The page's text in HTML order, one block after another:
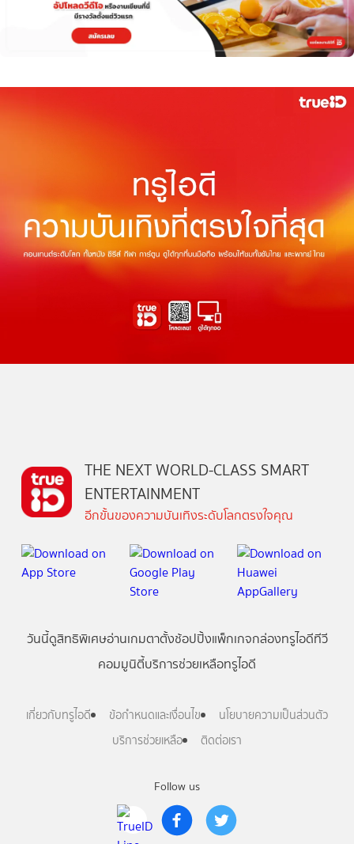
Follow us
THE NEXT WORLD-CLASS SMART
ENTERTAINMENT
อีกขั้นของความบันเทิงระดับโลกตรงใจคุณ
วันนี้ดูสิทธิพิเศษอ่านเกมตาตั้งช้อปปิ้งแพ็กเกจกล่องทรูไอดีทีวี
คอมมูนิตี้บริการช่วยเหลือทรูไอดี
เกี่ยวกับทรูไอดี ข้อกำหนดและเงื่อนไข
นโยบายความเป็นส่วนตัว
บริการช่วยเหลือ
ติดต่อเรา